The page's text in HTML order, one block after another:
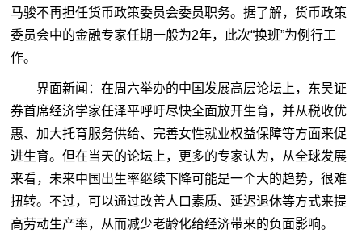
马骏不再担任货币政策委员会委员职务。据了解，货币政策
委员会中的金融专家任期一般为2年，此次“换班”为例行工
作。
界面新闻：在周六举办的中国发展高层论坛上，东吴证
券首席经济学家任泽平呼吁尽快全面放开生育，并从税收优
惠、加大托育服务供给、完善女性就业权益保障等方面来促
进生育。但在当天的论坛上，更多的专家认为，从全球发展
来看，未来中国出生率继续下降可能是一个大的趋势，很难
扭转。不过，可以通过改善人口素质、延迟退休等方式来提
高劳动生产率，从而减少老龄化给经济带来的负面影响。